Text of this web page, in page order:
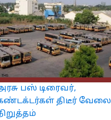
பஸ் டிரைவர்,
திடீர் வேலை